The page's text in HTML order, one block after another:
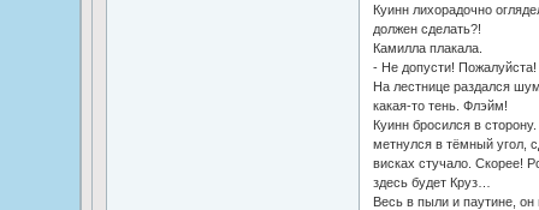
Куинн лихорадочно
должен сделать?!
Камилла плакала.
- Не допусти! Пожалуйста!
На лестнице раздался
какая-то тень. Флэйм!
Куинн бросился в
метнулся в тёмный угол,
висках стучало. Скорее!
здесь будет Круз…
Весь в пыли и паутине,